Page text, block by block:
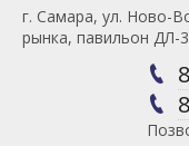
г. Самара, ул. Ново-
рынка, павильон ДЛ-